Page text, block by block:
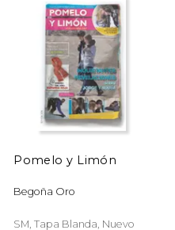
40%
dcto.
Pomelo y Limón
Begoña Oro
SM, Tapa Blanda, Nuevo